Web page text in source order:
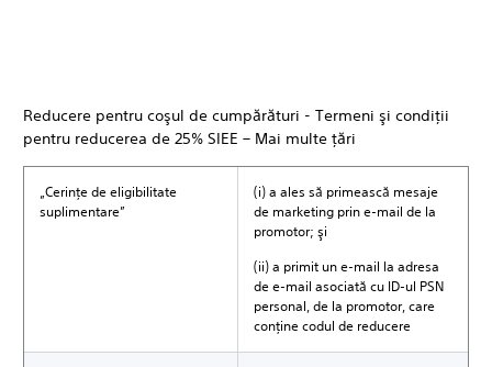
Reducere pentru coşul de cumpărături - Termeni şi condiţii
pentru reducerea de 25% SIEE – Mai multe ţări
„Cerinţe de eligibilitate
suplimentare”
(i) a ales să primească mesaje
de marketing prin e-mail de la
promotor; şi
(ii) a primit un e-mail la adresa
de e-mail asociată cu ID-ul PSN
personal, de la promotor, care
conţine codul de reducere